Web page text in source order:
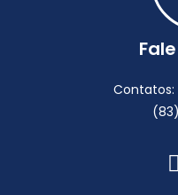
Contatos: